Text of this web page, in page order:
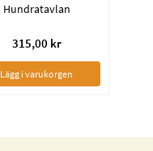
Hundratavlan
315,00 kr
Lägg i varukorgen